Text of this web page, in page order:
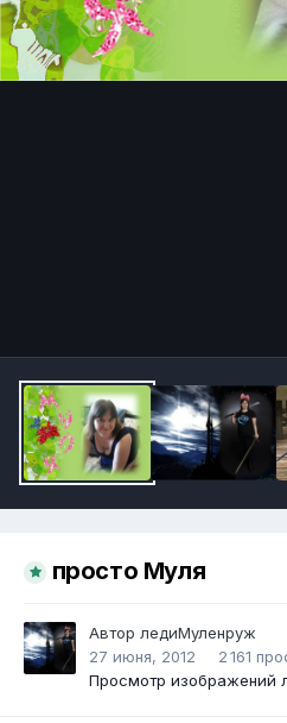
просто Муля
Автор ледиМуленруж
27 июня, 2012
2 161
Просмотр изображений